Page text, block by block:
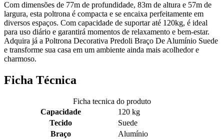
Com dimensões de 77m de profundidade, 83m de altura e 57m de
largura, esta poltrona é compacta e se encaixa perfeitamente em
diversos espaços. Com capacidade de suportar até 120kg, é ideal
para uso diário e garantirá momentos de relaxamento e bem-estar.
Adquira já a Poltrona Decorativa Predoli Braço De Alumínio Suede
e transforme sua casa em um ambiente ainda mais acolhedor e
charmoso.
Ficha Técnica
Ficha tecnica do produto
Capacidade
120 kg
Tecido
Suede
Braço
Alumínio